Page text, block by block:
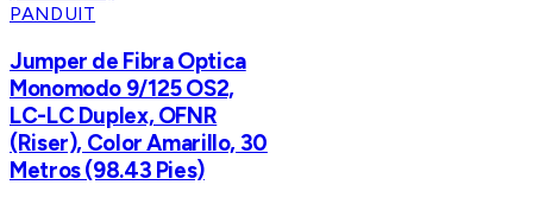
PANDUIT
Jumper de Fibra Optica
Monomodo 9/125 OS2,
LC-LC Duplex, OFNR
(Riser), Color Amarillo, 30
Metros (98.43 Pies)